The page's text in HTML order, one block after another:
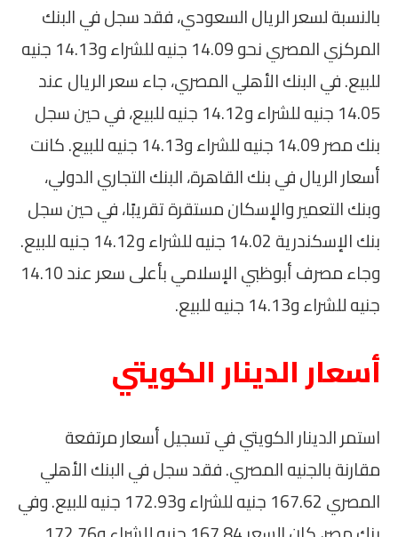
بالنسبة لسعر الريال السعودي، فقد سجل في البنك
المركزي المصري نحو 14.09 جنيه للشراء و14.13 جنيه
للبيع. في البنك الأهلي المصري، جاء سعر الريال عند
14.05 جنيه للشراء و14.12 جنيه للبيع، في حين سجل
بنك مصر 14.09 جنيه للشراء و14.13 جنيه للبيع. كانت
أسعار الريال في بنك القاهرة، البنك التجاري الدولي،
وبنك التعمير والإسكان مستقرة تقريبًا، في حين سجل
بنك الإسكندرية 14.02 جنيه للشراء و14.12 جنيه للبيع.
وجاء مصرف أبوظبي الإسلامي بأعلى سعر عند 14.10
جنيه للشراء و14.13 جنيه للبيع.
أسعار الدينار الكويتي
استمر الدينار الكويتي في تسجيل أسعار مرتفعة
مقارنة بالجنيه المصري. فقد سجل في البنك الأهلي
المصري 167.62 جنيه للشراء و172.93 جنيه للبيع. وفي